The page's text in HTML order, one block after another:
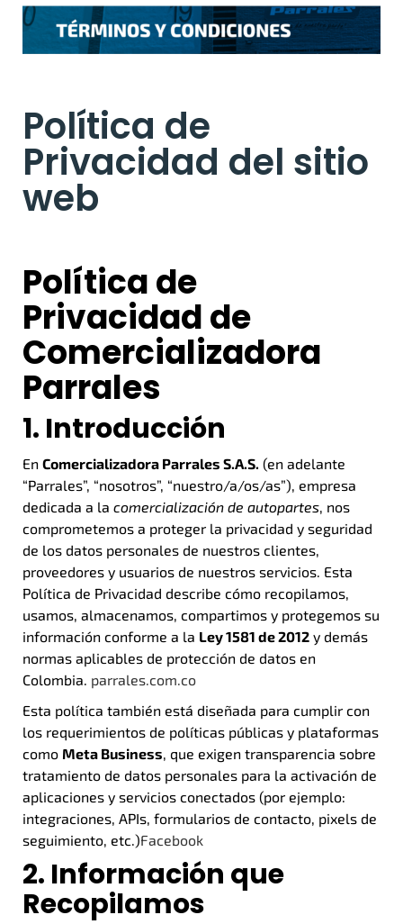
Política de
Privacidad del sitio
web
Política de
Privacidad de
Comercializadora
Parrales
1. Introducción
En Comercializadora Parrales S.A.S. (en adelante
“Parrales”, “nosotros”, “nuestro/a/os/as”), empresa
dedicada a la comercialización de autopartes , nos
comprometemos a proteger la privacidad y seguridad
de los datos personales de nuestros clientes,
proveedores y usuarios de nuestros servicios. Esta
Política de Privacidad describe cómo recopilamos,
usamos, almacenamos, compartimos y protegemos su
información conforme a la Ley 1581 de 2012 y demás
normas aplicables de protección de datos en
Colombia. parrales.com.co
Esta política también está diseñada para cumplir con
los requerimientos de políticas públicas y plataformas
como Meta Business , que exigen transparencia sobre
tratamiento de datos personales para la activación de
aplicaciones y servicios conectados (por ejemplo:
integraciones, APIs, formularios de contacto, pixels de
seguimiento, etc.)Facebook
2. Información que
Recopilamos